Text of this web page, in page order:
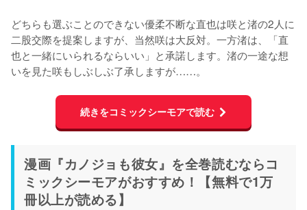
どちらも選ぶことのできない優柔不断な直也は咲と渚の2人に
二股交際を提案しますが、当然咲は大反対。一方渚は、「直
也と一緒にいられるならいい」と承諾します。渚の一途な想
いを見た咲もしぶしぶ了承しますが……。
続きをコミックシーモアで読む
漫画『カノジョも彼女』を全巻読むならコ
ミックシーモアがおすすめ！【無料で1万
冊以上が読める】